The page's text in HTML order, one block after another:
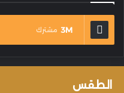
3M مشترك
الطقس